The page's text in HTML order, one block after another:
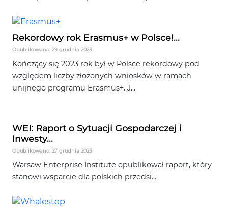
Rekordowy rok Erasmus+ w Polsce!...
Opublikowano: 29 grudnia 2023
Kończący się 2023 rok był w Polsce rekordowy pod
względem liczby złożonych wniosków w ramach
unijnego programu Erasmus+. J...
WEI: Raport o Sytuacji Gospodarczej i
Inwesty...
Opublikowano: 27 grudnia 2023
Warsaw Enterprise Institute opublikował raport, który
stanowi wsparcie dla polskich przedsi...